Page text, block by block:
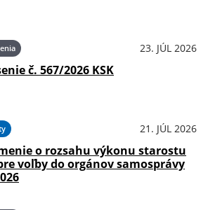
23. JÚL 2026
č. 567/2026 KSK
21. JÚL 2026
o rozsahu výkonu starostu
voľby do orgánov samosprávy